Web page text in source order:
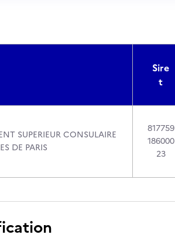
Sire
t
SUPERIEUR CONSULAIRE
DE PARIS
817759
186000
23